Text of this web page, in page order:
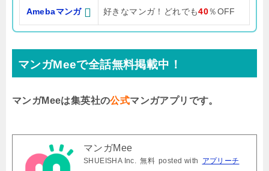
Amebaマンガ 好きなマンガ！どれでも40％OFF
マンガMeeで全話無料掲載中！
マンガMeeは集英社の公式マンガアプリです。
マンガMee
SHUEISHA Inc. 無料 posted with アプリーチ